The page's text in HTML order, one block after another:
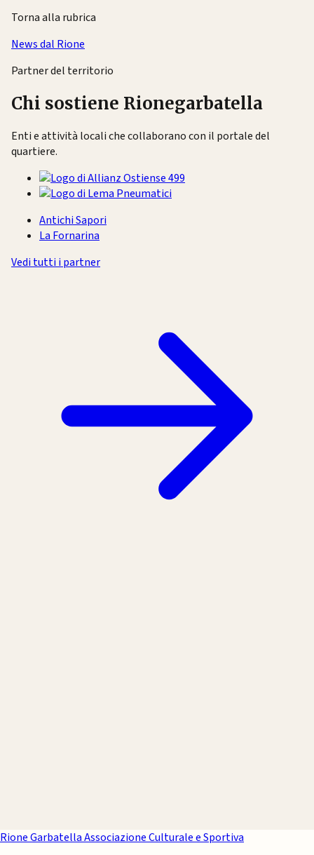
Torna alla rubrica
News dal Rione
Partner del territorio
Chi sostiene Rionegarbatella
Enti e attività locali che collaborano con il portale del
quartiere.
Antichi Sapori
La Fornarina
Vedi tutti i partner
Rione GarbatellaAssociazione Culturale e Sportiva